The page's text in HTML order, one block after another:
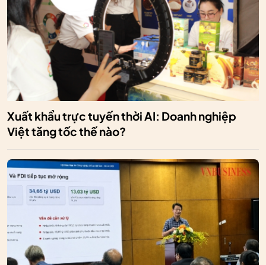
Xuất khẩu trực tuyến thời AI: Doanh nghiệp
Việt tăng tốc thế nào?